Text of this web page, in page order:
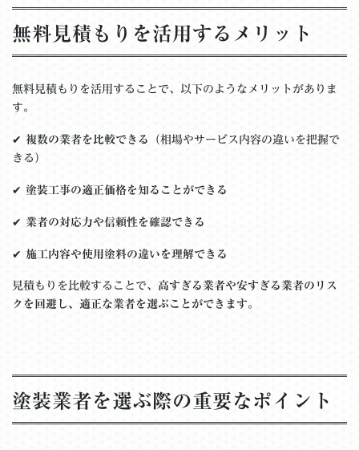
無料見積もりを活用するメリット
無料見積もりを活用することで、以下のようなメリットがありま
す。
✔ 複数の業者を比較できる
（相場やサービス内容の違いを把握で
きる）
✔ 塗装工事の適正価格を知ることができる
✔ 業者の対応力や信頼性を確認できる
✔ 施工内容や使用塗料の違いを理解できる
見積もりを比較することで、 高すぎる業者や安すぎる業者のリス
クを回避し、適正な業者を選ぶことができます。
塗装業者を選ぶ際の重要なポイント